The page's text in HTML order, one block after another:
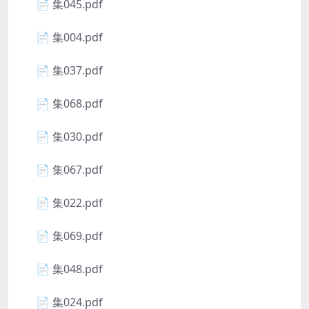
📄 集045.pdf
📄 集004.pdf
📄 集037.pdf
📄 集068.pdf
📄 集030.pdf
📄 集067.pdf
📄 集022.pdf
📄 集069.pdf
📄 集048.pdf
📄 集024.pdf